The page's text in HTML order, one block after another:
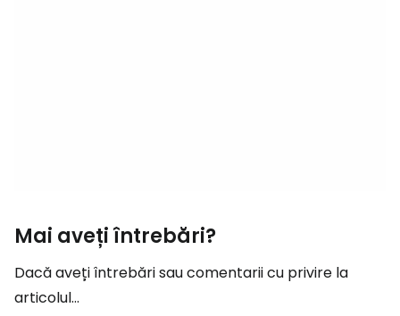
Mai aveți întrebări?
Dacă aveți întrebări sau comentarii cu privire la
articolul...